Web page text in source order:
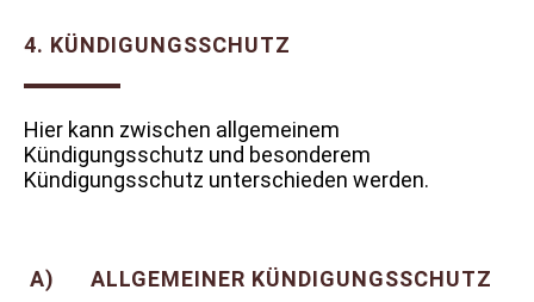
4. KÜNDIGUNGSSCHUTZ
Hier kann zwischen allgemeinem
Kündigungsschutz und besonderem
Kündigungsschutz unterschieden werden.
A) ALLGEMEINER KÜNDIGUNGSSCHUTZ